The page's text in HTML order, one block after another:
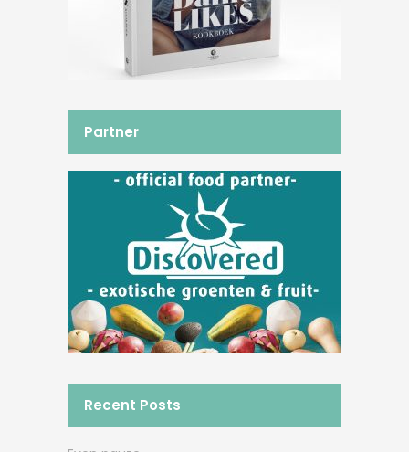
Partner
Recent Posts